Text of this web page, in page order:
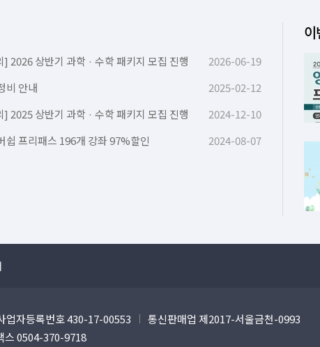
2026 상반기 과학 · 수학 패키지 모집 진행
2026-06-19
비 안내
2025-02-12
2025 상반기 과학 · 수학 패키지 모집 진행
2024-12-10
쉽 프리패스 196개 강좌 97%할인
2024-08-07
이
업자등록번호 430-17-00553
통신판매업 제2017-서울금천-0993
스 0504-370-9718